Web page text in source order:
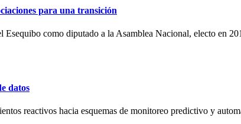
para una transición
como diputado a la Asamblea Nacional, electo en
datos
reactivos hacia esquemas de monitoreo predictivo y